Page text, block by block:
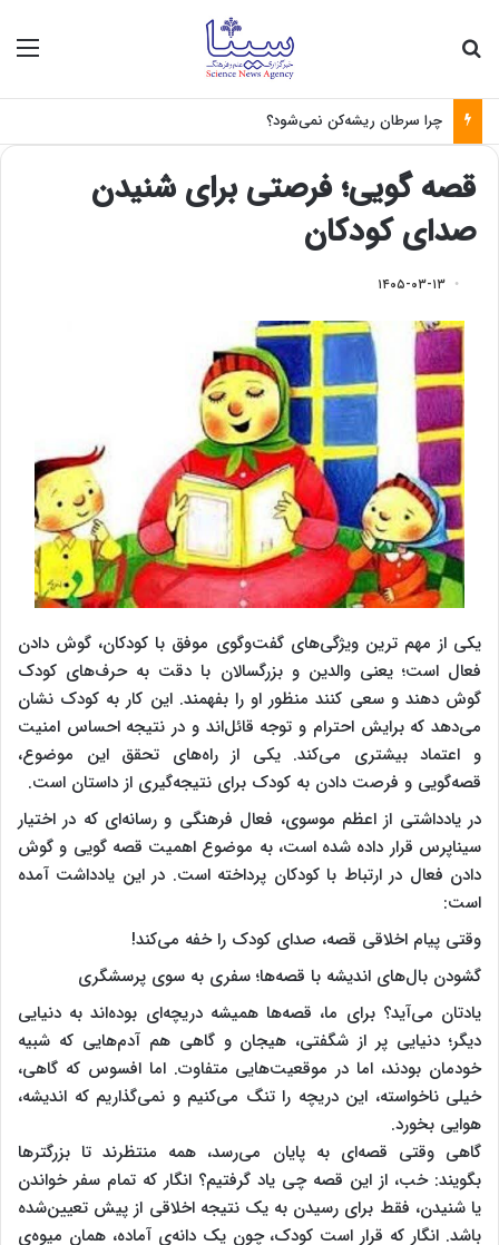
چرا سرطان ریشه‌کن نمی‌شود؟
قصه گویی؛ فرصتی برای شنیدن
صدای کودکان
۱۴۰۵-۰۳-۱۳
یکی از مهم ترین ویژگی‌های گفت‌وگوی موفق با کودکان، گوش دادن
فعال است؛ یعنی والدین و بزرگسالان با دقت به حرف‌های کودک
گوش دهند و سعی کنند منظور او را بفهمند. این کار به کودک نشان
می‌دهد که برایش احترام و توجه قائل‌اند و در نتیجه احساس امنیت
و اعتماد بیشتری می‌کند. یکی از راه‌های تحقق این موضوع،
قصه‌گویی و فرصت دادن به کودک برای نتیجه‌گیری از داستان است.
در یادداشتی از اعظم موسوی، فعال فرهنگی و رسانه‌ای که در اختیار
سیناپرس قرار داده شده است، به موضوع اهمیت قصه گویی و گوش
دادن فعال در ارتباط با کودکان پرداخته است. در این یادداشت آمده
است:
وقتی پیام اخلاقی قصه، صدای کودک را خفه می‌کند!
گشودن بال‌های اندیشه با قصه‌ها؛ سفری به سوی پرسشگری
یادتان می‌آید؟ برای ما، قصه‌ها همیشه دریچه‌ای بوده‌اند به دنیایی
دیگر؛ دنیایی پر از شگفتی، هیجان و گاهی هم آدم‌هایی که شبیه
خودمان بودند، اما در موقعیت‌هایی متفاوت. اما افسوس که گاهی،
خیلی ناخواسته، این دریچه را تنگ می‌کنیم و نمی‌گذاریم که اندیشه،
هوایی بخورد.
گاهی وقتی قصه‌ای به پایان می‌رسد، همه منتظرند تا بزرگترها
بگویند: خب، از این قصه چی یاد گرفتیم؟ انگار که تمام سفر خواندن
یا شنیدن، فقط برای رسیدن به یک نتیجه اخلاقی از پیش تعیین‌شده
باشد. انگار که قرار است کودک، چون یک دانه‌ی آماده، همان میوه‌ی